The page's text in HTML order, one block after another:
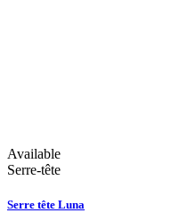
Available
Serre-tête
Serre tête Luna